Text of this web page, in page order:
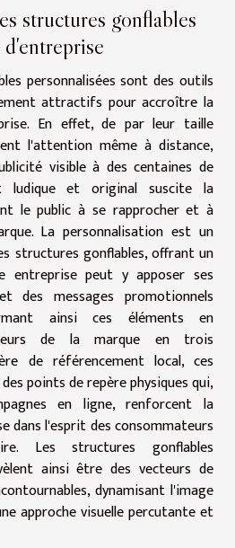
structures gonflables
personnalisées sont des outils
attractifs pour accroître la
En effet, de par leur taille
l'attention même à distance,
visible à des centaines de
ludique et original suscite la
le public à se rapprocher et à
La personnalisation est un
structures gonflables, offrant un
entreprise peut y apposer ses
des messages promotionnels
ainsi ces éléments en
de la marque en trois
de référencement local, ces
points de repère physiques qui,
en ligne, renforcent la
dans l'esprit des consommateurs
Les structures gonflables
ainsi être des vecteurs de
dynamisant l'image
approche visuelle percutante et